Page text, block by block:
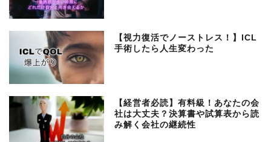
【視力復活でノーストレス！】ICL
手術したら人生変わった
【経営者必読】有料級！あなたの会
社は大丈夫？決算書や試算表から読
み解く会社の継続性